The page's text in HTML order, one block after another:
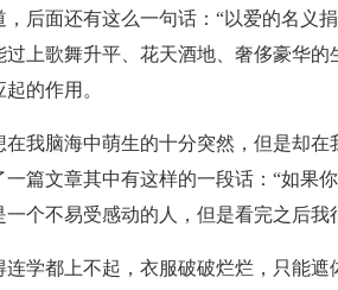
，后面还有这么一句话：“以爱的名义
过上歌舞升平、花天酒地、奢侈豪华
的作用。
在我脑海中萌生的十分突然，但是却
篇文章其中有这样的一段话：“如果
个不易受感动的人，但是看完之后我
连学都上不起，衣服破破烂烂，只能